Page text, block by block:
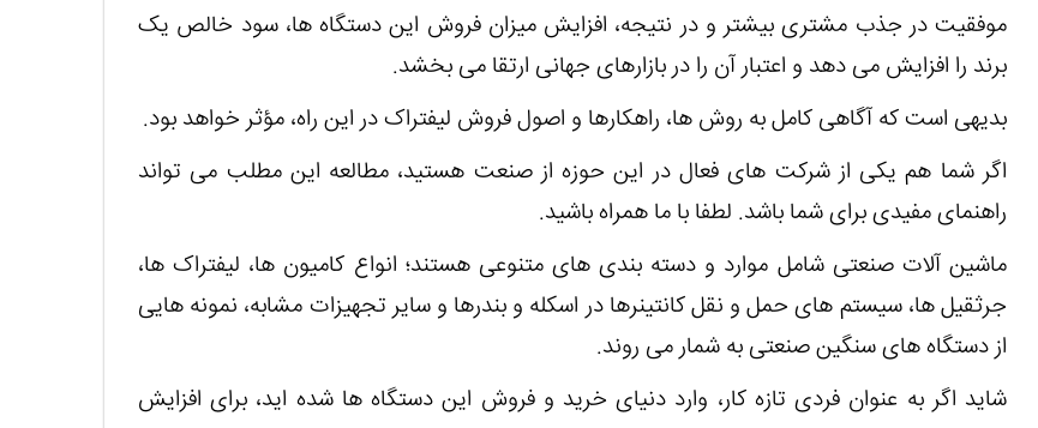
موفقیت در جذب مشتری بیشتر و در نتیجه، افزایش میزان فروش این دستگاه ها، سود خالص یک
برند را افزایش می دهد و اعتبار آن را در بازارهای جهانی ارتقا می بخشد.
بدیهی است که آگاهی کامل به روش ها، راهکارها و اصول فروش لیفتراک در این راه، مؤثر خواهد بود.
اگر شما هم یکی از شرکت های فعال در این حوزه از صنعت هستید، مطالعه این مطلب می تواند
راهنمای مفیدی برای شما باشد. لطفا با ما همراه باشید.
ماشین آلات صنعتی شامل موارد و دسته بندی های متنوعی هستند؛ انواع کامیون ها، لیفتراک ها،
جرثقیل ها، سیستم های حمل و نقل کانتینرها در اسکله و بندرها و سایر تجهیزات مشابه، نمونه هایی
از دستگاه های سنگین صنعتی به شمار می روند.
شاید اگر به عنوان فردی تازه کار، وارد دنیای خرید و فروش این دستگاه ها شده اید، برای افزایش